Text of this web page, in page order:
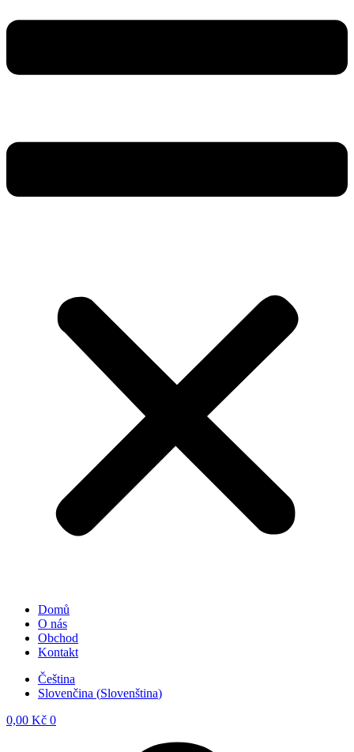
Domů
O nás
Obchod
Kontakt
Čeština
Slovenčina (Slovenština)
0,00 Kč 0